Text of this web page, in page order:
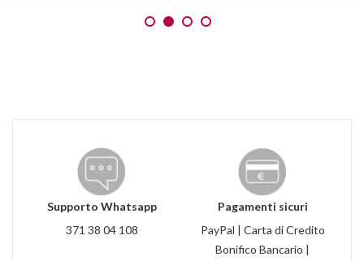
Supporto Whatsapp
371 38 04 108
Pagamenti sicuri
PayPal | Carta di Credito
Bonifico Bancario |